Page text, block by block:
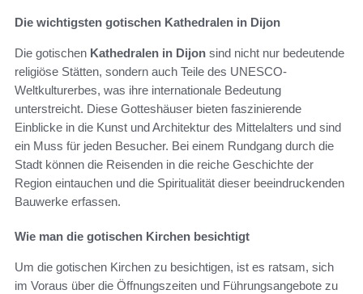
Die wichtigsten gotischen Kathedralen in Dijon
Die gotischen Kathedralen in Dijon sind nicht nur bedeutende
religiöse Stätten, sondern auch Teile des UNESCO-
Weltkulturerbes, was ihre internationale Bedeutung
unterstreicht. Diese Gotteshäuser bieten faszinierende
Einblicke in die Kunst und Architektur des Mittelalters und sind
ein Muss für jeden Besucher. Bei einem Rundgang durch die
Stadt können die Reisenden in die reiche Geschichte der
Region eintauchen und die Spiritualität dieser beeindruckenden
Bauwerke erfassen.
Wie man die gotischen Kirchen besichtigt
Um die gotischen Kirchen zu besichtigen, ist es ratsam, sich
im Voraus über die Öffnungszeiten und Führungsangebote zu